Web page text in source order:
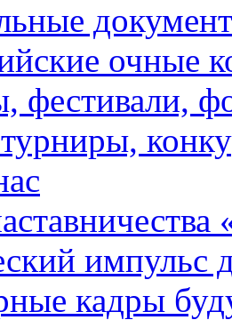
очные
фестивали,
импульс
кадры